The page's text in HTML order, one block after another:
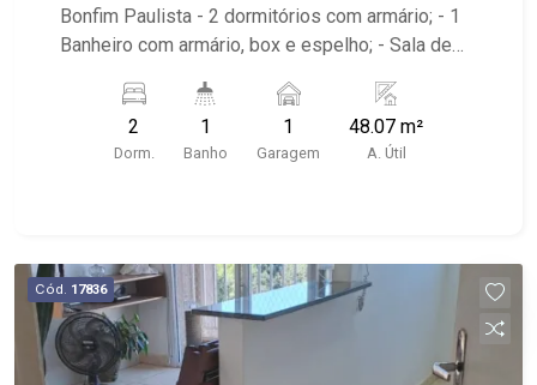
Bonfim Paulista - 2 dormitórios com armário; - 1
Banheiro com armário, box e espelho; - Sala de
Despensa planejada; - Área de serviço com
armário; - Quintal; - 1 vaga coberta de garagem; -
Apartamento no térreo; - Condomínio com portaria
Supermercados Gricki e academia Pacer.
2
Dorm.
1
Banho
1
Garagem
48.07 m²
A. Útil
Cód. 17836